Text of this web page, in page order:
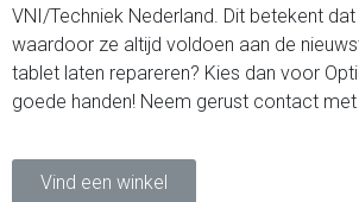
VNI/Techniek Nederland. Dit betekent
waardoor ze altijd voldoen aan de
tablet laten repareren? Kies dan voor
goede handen! Neem gerust contact
Vind een winkel